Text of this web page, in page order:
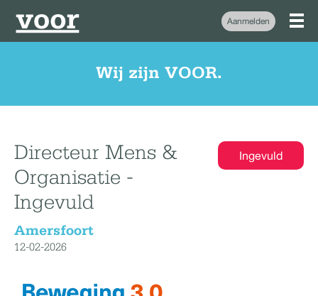
Aanmelden
Wij zijn VOOR.
Ingevuld
Directeur Mens &
Organisatie -
Ingevuld
Amersfoort
12-02-2026